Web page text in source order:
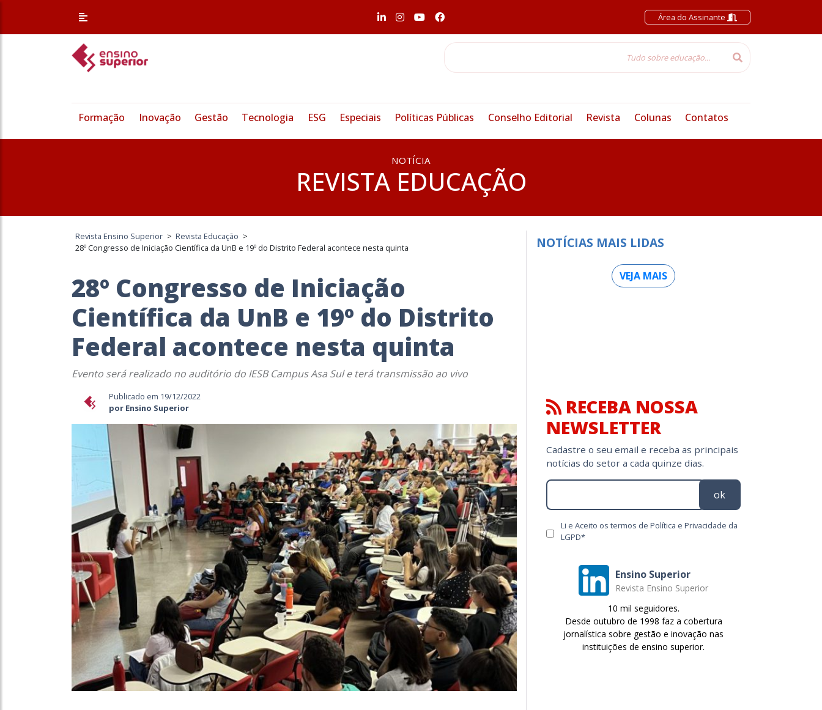
Área do Assinante
Formação Inovação Gestão Tecnologia ESG Especiais Políticas Públicas Conselho Editorial Revista Colunas Contatos
NOTÍCIA
REVISTA EDUCAÇÃO
Revista Ensino Superior > Revista Educação >
28º Congresso de Iniciação Científica da UnB e 19º do Distrito Federal acontece nesta quinta
28º Congresso de Iniciação
Científica da UnB e 19º do Distrito
Federal acontece nesta quinta
Evento será realizado no auditório do IESB Campus Asa Sul e terá transmissão ao vivo
Publicado em 19/12/2022
por Ensino Superior
NOTÍCIAS MAIS LIDAS
VEJA MAIS
RECEBA NOSSA
NEWSLETTER
Cadastre o seu email e receba as principais
notícias do setor a cada quinze dias.
ok
Li e Aceito os termos de Política e Privacidade da
LGPD*
Ensino Superior
Revista Ensino Superior
10 mil seguidores.
Desde outubro de 1998 faz a cobertura
jornalística sobre gestão e inovação nas
instituições de ensino superior.